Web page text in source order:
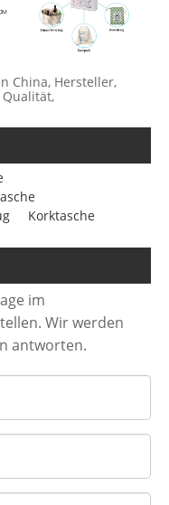
China, Hersteller,
Qualität,
Korktasche
im
Wir werden
antworten.